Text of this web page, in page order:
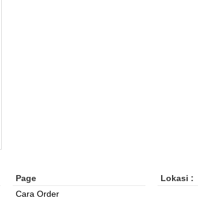
Page
Cara Order
Lokasi :